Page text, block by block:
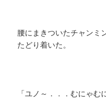
腰にまきついたチャンミ
たどり着いた。
「ユノ～．．．むにゃむ